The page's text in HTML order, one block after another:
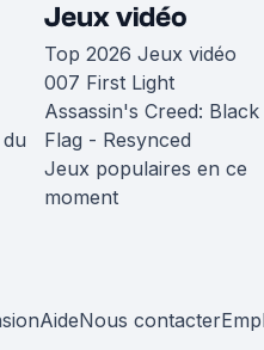
Jeux vidéo
Top 2026 Jeux vidéo
007 First Light
Assassin's Creed: Black
Flag - Resynced
Jeux populaires en ce
moment
AideNous contacter